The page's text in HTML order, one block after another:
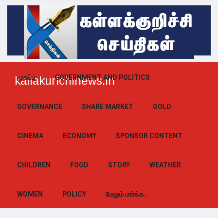
kallakurichinews.in
முகப்பு GOVERNMENT AND POLITICS
GOVERNANCE SHARE MARKET GOLD
CINEMA ECONOMY SPONSOR CONTENT
CHILDREN FOOD STORY WEATHER
WOMEN POLICY மேலும் பார்க்க..